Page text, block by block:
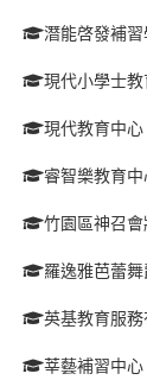
潛能啓發補習
現代小學士教
現代教育中心
睿智樂教育中
竹園區神召
羅逸雅芭蕾
英基教育服
莘藝補習中心